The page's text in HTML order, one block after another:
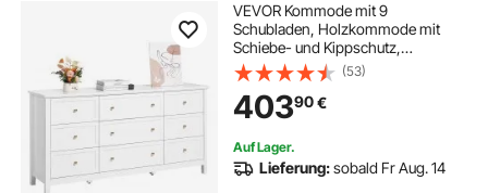
VEVOR Kommode mit 9
Schubladen, Holzkommode mit
Schiebe- und Kippschutz,
minimalistischer Retro-
Schubladenschrank TV-Ständer,
Organizer für Wohnzimmer
Schlafzimmer Eingangsbereich
(weiß)
(53)
40390€
Auf Lager.
Lieferung:sobald Fr Aug. 14